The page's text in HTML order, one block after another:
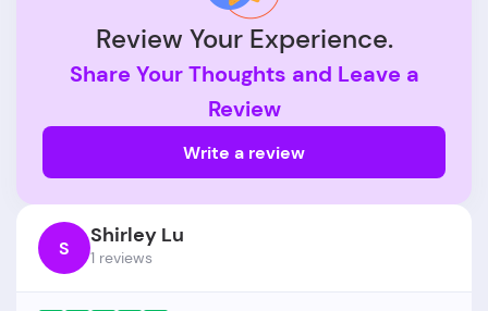
Review Your Experience.
Share Your Thoughts and Leave a
Review
Write a review
S Shirley Lu
1 reviews